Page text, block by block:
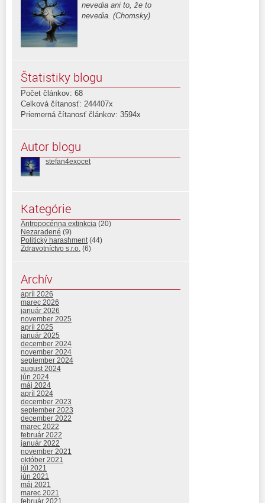
nevedia ani to, že to
nevedia. (Chomsky)
Štatistiky blogu
Počet článkov: 68
Celková čítanosť: 244407x
Priemerná čítanosť článkov: 3594x
Autor blogu
stefan4exocet
Kategórie
Antropocénna extinkcia (20)
Nezaradené (9)
Politický harashment(44)
Zdravotníctvo s.r.o. (6)
Archív
apríl 2026
marec 2026
január 2026
november 2025
apríl 2025
január 2025
december 2024
november 2024
september 2024
august 2024
jún 2024
máj 2024
apríl 2024
december 2023
september 2023
december 2022
marec 2022
február 2022
január 2022
november 2021
október 2021
júl 2021
jún 2021
máj 2021
marec 2021